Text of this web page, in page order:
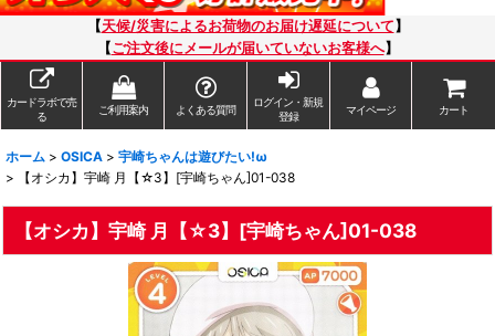
【天候/災害によるお荷物のお届け遅延について 】
【ご注文後にメールが届いていないお客様へ】
カードラボで売
る
ご利用案内 よくある質問
ログイン・新規
登録
マイページ カート
ホーム > OSICA > 宇崎ちゃんは遊びたい!ω
>
【オシカ】宇崎 月【☆3】[宇崎ちゃん]01-038
【オシカ】宇崎 月【☆3】[宇崎ちゃん]01-038